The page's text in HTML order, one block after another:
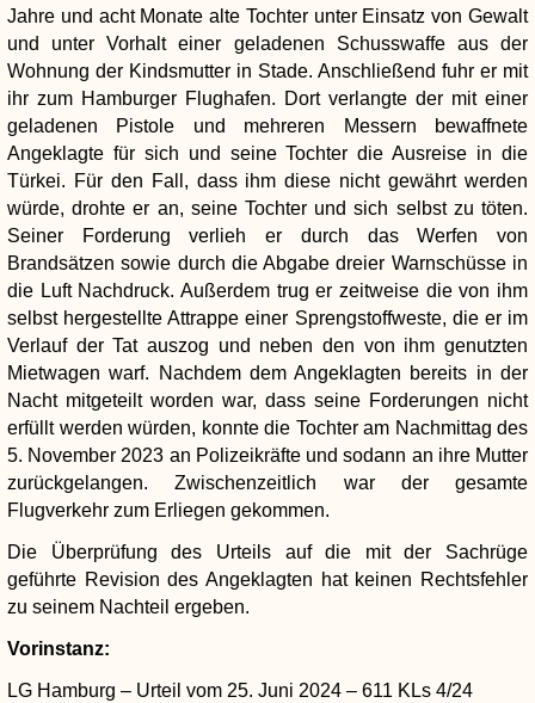
Jahre und acht Monate alte Tochter unter Einsatz von Gewalt
und unter Vorhalt einer geladenen Schusswaffe aus der
Wohnung der Kindsmutter in Stade. Anschließend fuhr er mit
ihr zum Hamburger Flughafen. Dort verlangte der mit einer
geladenen Pistole und mehreren Messern bewaffnete
Angeklagte für sich und seine Tochter die Ausreise in die
Türkei. Für den Fall, dass ihm diese nicht gewährt werden
würde, drohte er an, seine Tochter und sich selbst zu töten.
Seiner Forderung verlieh er durch das Werfen von
Brandsätzen sowie durch die Abgabe dreier Warnschüsse in
die Luft Nachdruck. Außerdem trug er zeitweise die von ihm
selbst hergestellte Attrappe einer Sprengstoffweste, die er im
Verlauf der Tat auszog und neben den von ihm genutzten
Mietwagen warf. Nachdem dem Angeklagten bereits in der
Nacht mitgeteilt worden war, dass seine Forderungen nicht
erfüllt werden würden, konnte die Tochter am Nachmittag des
5. November 2023 an Polizeikräfte und sodann an ihre Mutter
zurückgelangen. Zwischenzeitlich war der gesamte
Flugverkehr zum Erliegen gekommen.
Die Überprüfung des Urteils auf die mit der Sachrüge
geführte Revision des Angeklagten hat keinen Rechtsfehler
zu seinem Nachteil ergeben.
Vorinstanz:
LG Hamburg – Urteil vom 25. Juni 2024 – 611 KLs 4/24